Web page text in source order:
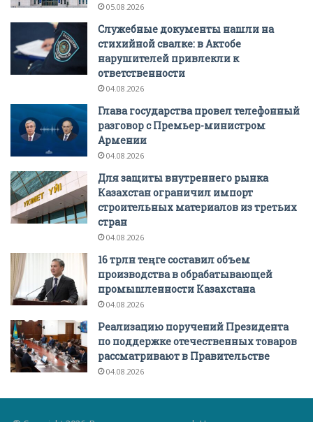
05.08.2026
Служебные документы нашли на
стихийной свалке: в Актобе
нарушителей привлекли к
ответственности
04.08.2026
Глава государства провел телефонный
разговор с Премьер-министром
Армении
04.08.2026
Для защиты внутреннего рынка
Казахстан ограничил импорт
строительных материалов из третьих
стран
04.08.2026
16 трлн теңге составил объем
производства в обрабатывающей
промышленности Казахстана
04.08.2026
Реализацию поручений Президента
по поддержке отечественных товаров
рассматривают в Правительстве
04.08.2026